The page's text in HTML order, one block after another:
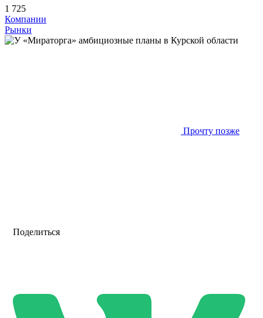
1 725
Компании
Рынки
Прочту позже
Поделиться